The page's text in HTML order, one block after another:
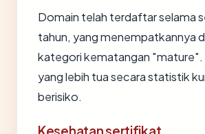
Domain telah terdaftar selama
tahun, yang menempatkannya
kategori kematangan "mature".
yang lebih tua secara statistik
berisiko.
Kesehatan sertifikat